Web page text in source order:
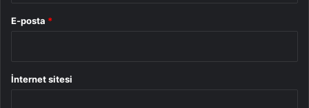
E-posta *
İnternet sitesi